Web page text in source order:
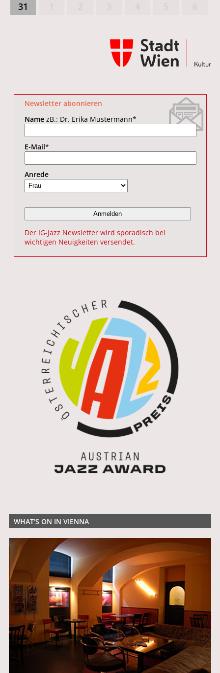
31
Newsletter abonnieren
NamezB.: Dr. Erika Mustermann*
E-Mail*
Anrede
Der IG-Jazz Newsletter wird sporadisch bei
wichtigen Neuigkeiten versendet.
WHAT'S ON IN VIENNA